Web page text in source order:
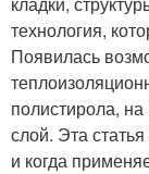
технология,
Появилась
полистирола,
слой. Эта
и когда